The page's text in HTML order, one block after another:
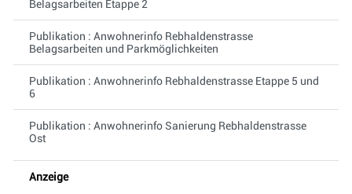
Belagsarbeiten Etappe 2
Publikation : Anwohnerinfo Rebhaldenstrasse
Belagsarbeiten und Parkmöglichkeiten
Publikation : Anwohnerinfo Rebhaldenstrasse Etappe 5 und
6
Publikation : Anwohnerinfo Sanierung Rebhaldenstrasse
Ost
Anzeige